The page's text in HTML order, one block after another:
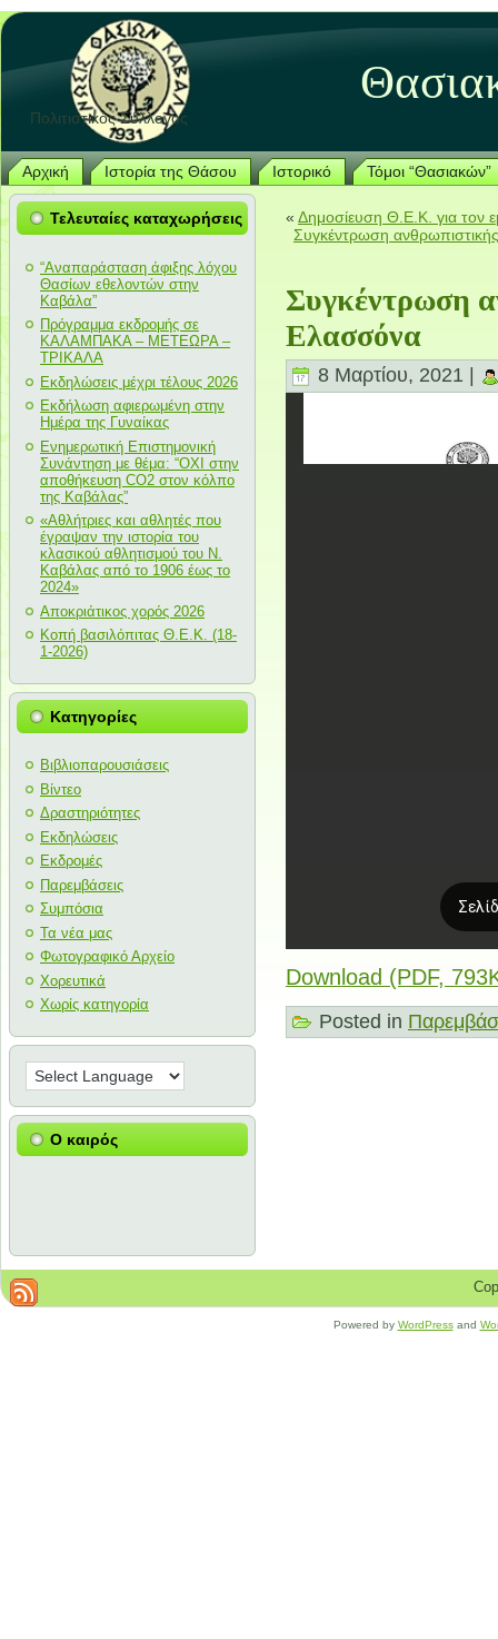
Πολιτιστικός Σύλλογος
Αρχική Ιστορία της Θάσου Ιστορικό Τόμοι “Θασιακών”
Τελευταίες καταχωρήσεις
“Αναπαράσταση άφιξης λόχου
Θασίων εθελοντών στην
Καβάλα”
Πρόγραμμα εκδρομής σε
ΚΑΛΑΜΠΑΚΑ – ΜΕΤΕΩΡΑ –
ΤΡΙΚΑΛΑ
Εκδηλώσεις μέχρι τέλους 2026
Εκδήλωση αφιερωμένη στην
Ημέρα της Γυναίκας
Ενημερωτική Επιστημονική
Συνάντηση με θέμα: “ΟΧΙ στην
αποθήκευση CO2 στον κόλπο
της Καβάλας”
«Αθλήτριες και αθλητές που
έγραψαν την ιστορία του
κλασικού αθλητισμού του Ν.
Καβάλας από το 1906 έως το
2024»
Αποκριάτικος χορός 2026
Κοπή βασιλόπιτας Θ.Ε.Κ. (18-
1-2026)
Κατηγορίες
Βιβλιοπαρουσιάσεις
Βίντεο
Δραστηριότητες
Εκδηλώσεις
Εκδρομές
Παρεμβάσεις
Συμπόσια
Τα νέα μας
Φωτογραφικό Αρχείο
Χορευτικά
Χωρίς κατηγορία
Ο καιρός
« Δημοσίευση Θ.Ε.Κ. για τον
Συγκέντρωση
Συγκέντρωση
Ελασσόνα
8 Μαρτίου, 2021 |
Download (PDF,
Posted in
Powered by WordPressand